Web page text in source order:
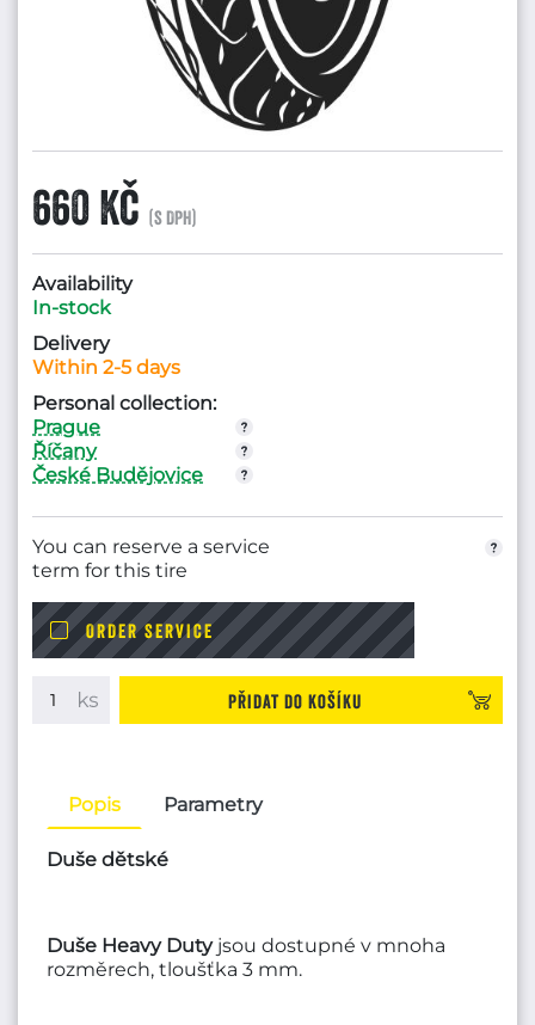
660 Kč (s DPH)
Availability
In-stock
Delivery
Within 2-5 days
Personal collection:
Prague
Říčany
České Budějovice
You can reserve a service
term for this tire
ORDER SERVICE
Přidat do košíku
Popis Parametry
Duše dětské
Duše Heavy Dutyjsou dostupné v mnoha
rozměrech, tloušťka 3 mm.